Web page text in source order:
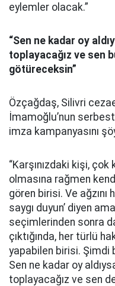
eylemler olacak.”
“Sen ne kadar oy
toplayacağız ve sen
götüreceksin”
Özçağdaş, Silivri
İmamoğlu’nun
imza kampanyasını
“Karşınızdaki kişi,
olmasına rağmen
gören birisi. Ve ağzını
saygı duyun’ diyen
seçimlerinden sonra
çıktığında, her türlü
yapabilen birisi. Şimdi
Sen ne kadar oy
toplayacağız ve sen